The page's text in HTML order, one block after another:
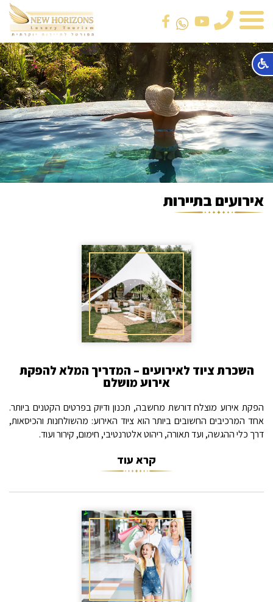
טלפון
אירועים בתיירות
השכרת ציוד לאירועים – המדריך המלא להפקת
אירוע מושלם
הפקת אירוע מוצלח דורשת מחשבה, תכנון ודיוק בפרטים הקטנים ביותר.
אחד המרכיבים החשובים ביותר הוא ציוד האירוע: מהשולחנות והכיסאות,
דרך כלי ההגשה, ועד תאורה, ריהוט אלטרנטיבי, חימום, קירור ועוד.
קרא עוד